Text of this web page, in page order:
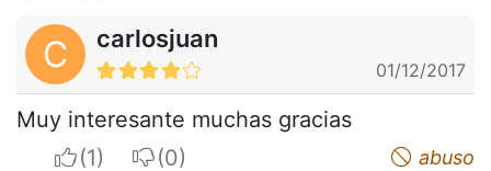
C carlosjuan
01/12/2017
Muy interesante muchas gracias
I apreciateI do not appreciate abuso